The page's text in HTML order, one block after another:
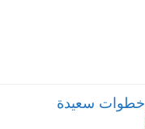
خطوات سعيدة